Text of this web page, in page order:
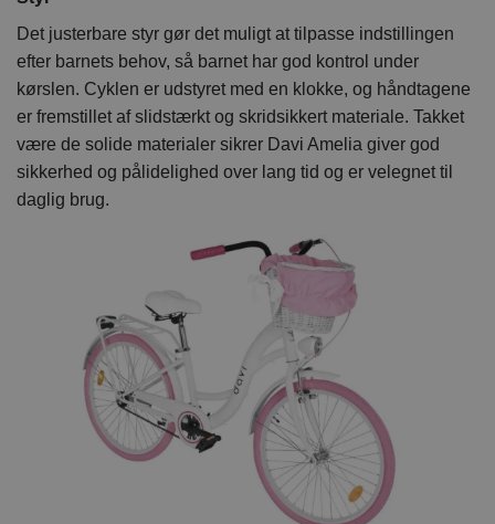
Det justerbare styr gør det muligt at tilpasse indstillingen
efter barnets behov, så barnet har god kontrol under
kørslen. Cyklen er udstyret med en klokke, og håndtagene
er fremstillet af slidstærkt og skridsikkert materiale. Takket
være de solide materialer sikrer Davi Amelia giver god
sikkerhed og pålidelighed over lang tid og er velegnet til
daglig brug.